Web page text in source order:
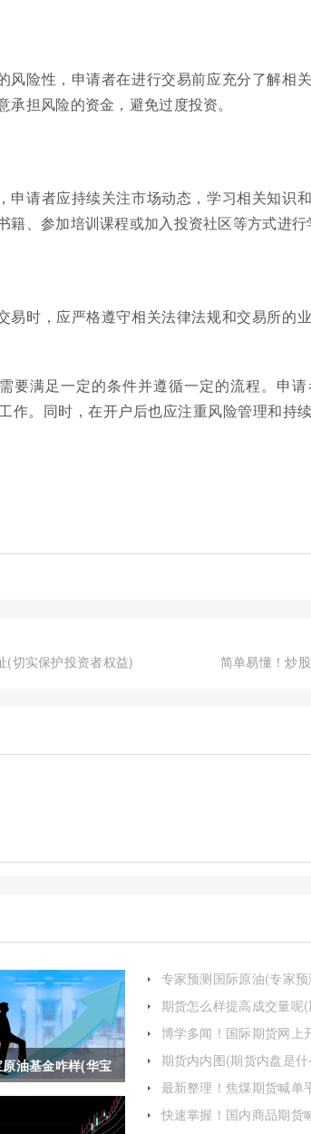
风险性，申请者在进行交易前应充分了解相
担风险的资金，避免过度投资。
申请者应持续关注市场动态，学习相关知识
籍、参加培训课程或加入投资社区等方式进行
易时，应严格遵守相关法律法规和交易所的
要满足一定的条件并遵循一定的流程。申
作。同时，在开户后也应注重风险管理和持
(切实保护投资者权益)
简单易懂！炒
油基金咋样(华宝
金咋样啊)
专家预测国际原油(专家
期货怎么样提高成交量呢
博学多闻！国际期货网上
期货内内图(期货内盘是
最新整理！焦煤期货喊单
快速掌握！国内商品期货